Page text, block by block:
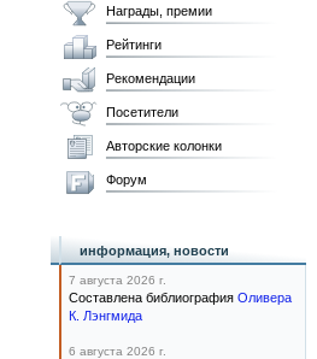
Награды, премии
Рейтинги
Рекомендации
Посетители
Авторские колонки
Форум
информация, новости
7 августа 2026 г.
Составлена библиография Оливера
К. Лэнгмида
6 августа 2026 г.